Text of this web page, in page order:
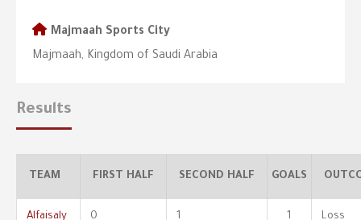
Majmaah Sports City
Majmaah, Kingdom of Saudi Arabia
Results
TEAM FIRST HALF SECOND HALF GOALS
Alfaisaly 0 1 1 Loss